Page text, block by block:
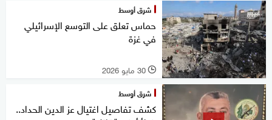
شرق أوسط
حماس تعلق على التوسع الإسرائيلي
في غزة
l 30 مايو 2026
شرق أوسط
كشف تفاصيل اغتيال عز الدين الحداد..